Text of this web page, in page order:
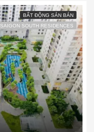
BẤT ĐỘNG SẢN BÁN
SAIGON SOUTH RESIDENCES